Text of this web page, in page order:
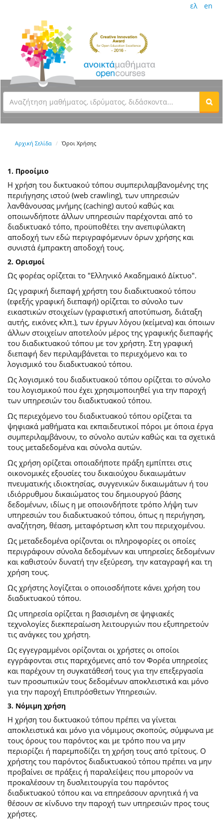
ελ en
Αρχική Σελίδα Όροι Χρήσης
1. Προοίμιο
Η χρήση του δικτυακού τόπου συμπεριλαμβανομένης της
περιήγησης ιστού (web crawling), των υπηρεσιών
λανθάνουσας μνήμης (caching) αυτού καθώς και
οποιωνδήποτε άλλων υπηρεσιών παρέχονται από το
διαδικτυακό τόπο, προϋποθέτει την ανεπιφύλακτη
αποδοχή των εδώ περιγραφόμενων όρων χρήσης και
συνιστά έμπρακτη αποδοχή τους.
2. Ορισμοί
Ως φορέας ορίζεται το "Ελληνικό Ακαδημαικό Δίκτυο".
Ως γραφική διεπαφή χρήστη του διαδικτυακού τόπου
(εφεξής γραφική διεπαφή) ορίζεται το σύνολο των
εικαστικών στοιχείων (γραφιστική αποτύπωση, διάταξη
αυτής, εικόνες κλπ.), των έργων λόγου (κείμενα) και όποιων
άλλων στοιχείων αποτελούν μέρος της γραφικής διεπαφής
του διαδικτυακού τόπου με τον χρήστη. Στη γραφική
διεπαφή δεν περιλαμβάνεται το περιεχόμενο και το
λογισμικό του διαδικτυακού τόπου.
Ως λογισμικό του διαδικτυακού τόπου ορίζεται το σύνολο
του λογισμικού που έχει χρησιμοποιηθεί για την παροχή
των υπηρεσιών του διαδικτυακού τόπου.
Ως περιεχόμενο του διαδικτυακού τόπου ορίζεται τα
ψηφιακά μαθήματα και εκπαιδευτικοί πόροι με όποια έργα
συμπεριλαμβάνουν, το σύνολο αυτών καθώς και τα σχετικά
τους μεταδεδομένα και σύνολα αυτών.
Ως χρήση ορίζεται οποιαδήποτε πράξη εμπίπτει στις
οικονομικές εξουσίες του δικαιούχου δικαιωμάτων
πνευματικής ιδιοκτησίας, συγγενικών δικαιωμάτων ή του
ιδιόρρυθμου δικαιώματος του δημιουργού βάσης
δεδομένων, ιδίως η με οποιονδήποτε τρόπο λήψη των
υπηρεσιών του διαδικτυακού τόπου, όπως η περιήγηση,
αναζήτηση, θέαση, μεταφόρτωση κλπ του περιεχομένου.
Ως μεταδεδομένα ορίζονται οι πληροφορίες οι οποίες
περιγράφουν σύνολα δεδομένων και υπηρεσίες δεδομένων
και καθιστούν δυνατή την εξεύρεση, την καταγραφή και τη
χρήση τους.
Ως χρήστης λογίζεται ο οποιοσδήποτε κάνει χρήση του
διαδικτυακού τόπου.
Ως υπηρεσία ορίζεται η βασισμένη σε ψηφιακές
τεχνολογίες διεκπεραίωση λειτουργιών που εξυπηρετούν
τις ανάγκες του χρήστη.
Ως εγγεγραμμένοι ορίζονται οι χρήστες οι οποίοι
εγγράφονται στις παρεχόμενες από τον Φορέα υπηρεσίες
και παρέχουν τη συγκατάθεσή τους για την επεξεργασία
των προσωπικών τους δεδομένων αποκλειστικά και μόνο
για την παροχή Επιπρόσθετων Υπηρεσιών.
3. Νόμιμη χρήση
Η χρήση του δικτυακού τόπου πρέπει να γίνεται
αποκλειστικά και μόνο για νόμιμους σκοπούς, σύμφωνα με
τους όρους του παρόντος και με τρόπο που να μην
περιορίζει ή παρεμποδίζει τη χρήση τους από τρίτους. Ο
χρήστης του παρόντος διαδικτυακού τόπου πρέπει να μην
προβαίνει σε πράξεις ή παραλείψεις που μπορούν να
προκαλέσουν τη δυσλειτουργία του παρόντος
διαδικτυακού τόπου και να επηρεάσουν αρνητικά ή να
θέσουν σε κίνδυνο την παροχή των υπηρεσιών προς τους
χρήστες.